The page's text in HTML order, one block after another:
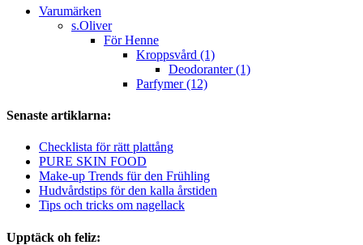
Varumärken
s.Oliver
För Henne
Kroppsvård (1)
Deodoranter (1)
Parfymer (12)
Senaste artiklarna:
Checklista för rätt plattång
PURE SKIN FOOD
Make-up Trends für den Frühling
Hudvårdstips för den kalla årstiden
Tips och tricks om nagellack
Upptäck oh feliz: